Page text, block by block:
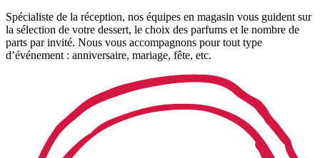
Spécialiste de la réception, nos équipes en magasin vous guident sur
la sélection de votre dessert, le choix des parfums et le nombre de
parts par invité. Nous vous accompagnons pour tout type
d’événement : anniversaire, mariage, fête, etc.